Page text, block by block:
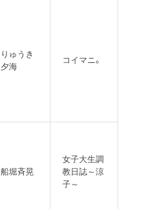
りゅうき
夕海
コイマニ。
船堀斉晃
女子大生調
教日誌～涼
子～